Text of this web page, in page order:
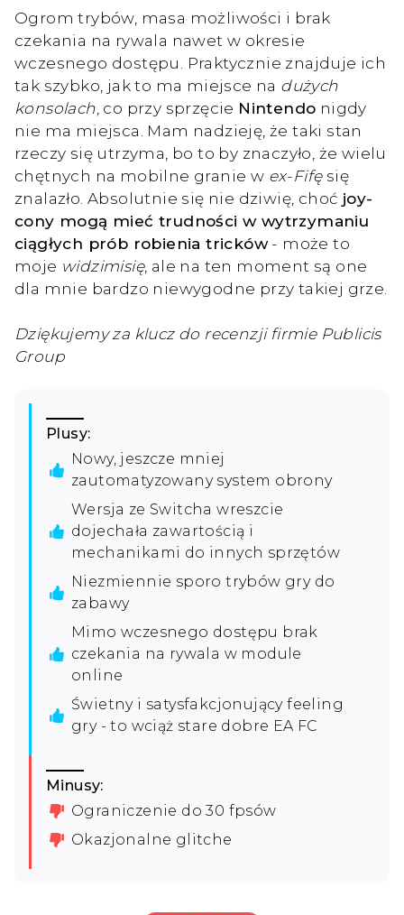
Ogrom trybów, masa możliwości i brak
czekania na rywala nawet w okresie
wczesnego dostępu. Praktycznie znajduje ich
tak szybko, jak to ma miejsce na dużych
konsolach , co przy sprzęcie Nintendo nigdy
nie ma miejsca. Mam nadzieję, że taki stan
rzeczy się utrzyma, bo to by znaczyło, że wielu
chętnych na mobilne granie w ex-Fifęsię
znalazło. Absolutnie się nie dziwię, choć joy-
cony mogą mieć trudności w wytrzymaniu
ciągłych prób robienia tricków- może to
moje widzimisię, ale na ten moment są one
dla mnie bardzo niewygodne przy takiej grze.
Dziękujemy za klucz do recenzji firmie Publicis
Group
Plusy:
Nowy, jeszcze mniej
zautomatyzowany system obrony
Wersja ze Switcha wreszcie
dojechała zawartością i
mechanikami do innych sprzętów
Niezmiennie sporo trybów gry do
zabawy
Mimo wczesnego dostępu brak
czekania na rywala w module
online
Świetny i satysfakcjonujący feeling
gry - to wciąż stare dobre EA FC
Minusy:
Ograniczenie do 30 fpsów
Okazjonalne glitche